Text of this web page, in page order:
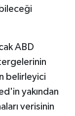
ABD
belirleyici
yakından
verisinin